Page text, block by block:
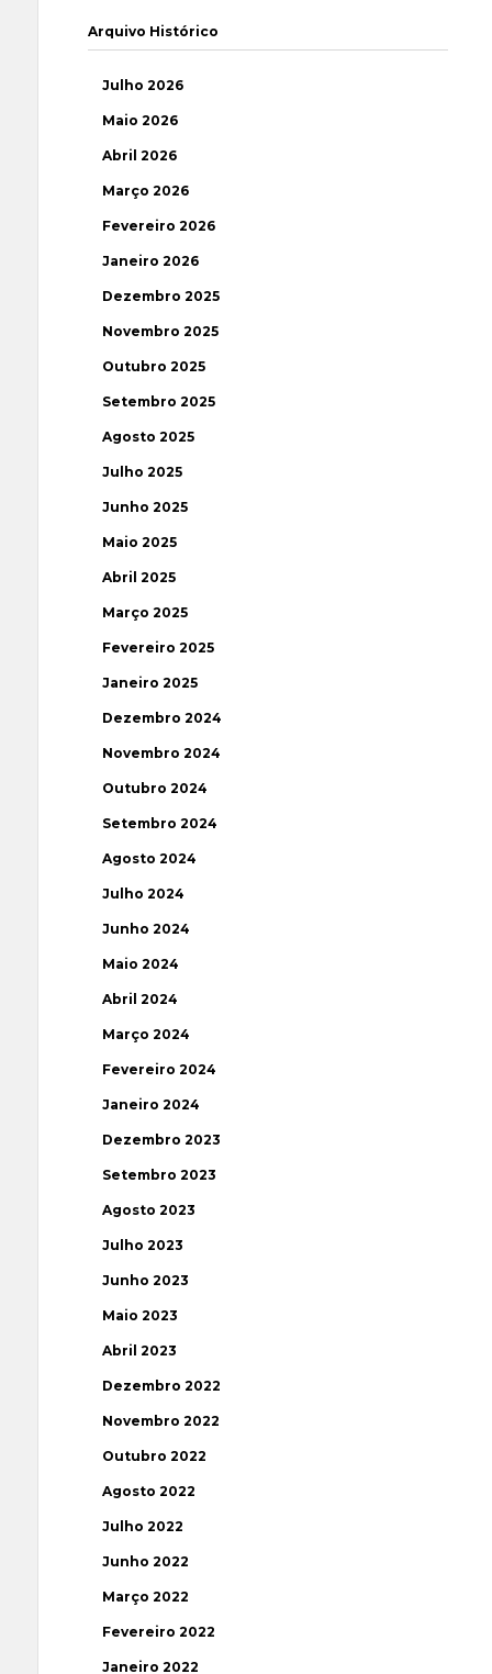
Arquivo Histórico
Julho 2026
Maio 2026
Abril 2026
Março 2026
Fevereiro 2026
Janeiro 2026
Dezembro 2025
Novembro 2025
Outubro 2025
Setembro 2025
Agosto 2025
Julho 2025
Junho 2025
Maio 2025
Abril 2025
Março 2025
Fevereiro 2025
Janeiro 2025
Dezembro 2024
Novembro 2024
Outubro 2024
Setembro 2024
Agosto 2024
Julho 2024
Junho 2024
Maio 2024
Abril 2024
Março 2024
Fevereiro 2024
Janeiro 2024
Dezembro 2023
Setembro 2023
Agosto 2023
Julho 2023
Junho 2023
Maio 2023
Abril 2023
Dezembro 2022
Novembro 2022
Outubro 2022
Agosto 2022
Julho 2022
Junho 2022
Março 2022
Fevereiro 2022
Janeiro 2022